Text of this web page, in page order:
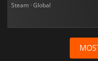
Steam · Global